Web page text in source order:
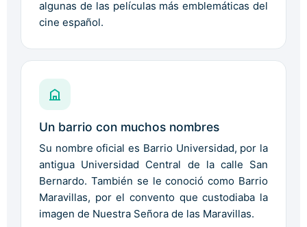
algunas de las películas más emblemáticas del
cine español.
Un barrio con muchos nombres
Su nombre oficial es Barrio Universidad, por la
antigua Universidad Central de la calle San
Bernardo. También se le conoció como Barrio
Maravillas, por el convento que custodiaba la
imagen de Nuestra Señora de las Maravillas.